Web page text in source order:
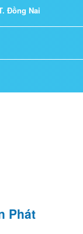
Đồng Nai
Phát